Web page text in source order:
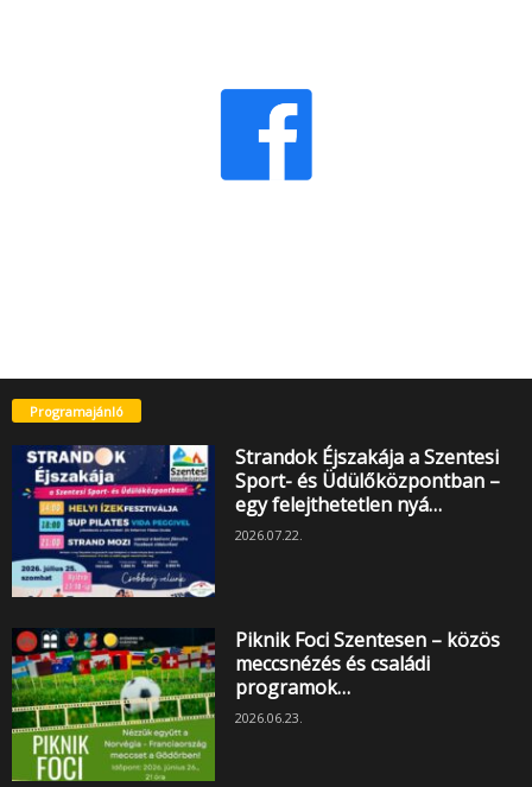
Programajánló
Strandok Éjszakája a Szentesi
Sport- és Üdülőközpontban –
egy felejthetetlen nyá…
2026.07.22.
Piknik Foci Szentesen – közös
meccsnézés és családi
programok…
2026.06.23.